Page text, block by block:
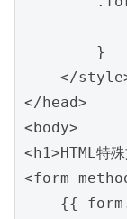
        }
</
</head>
<body>
<h1>HTML特
<form
{{